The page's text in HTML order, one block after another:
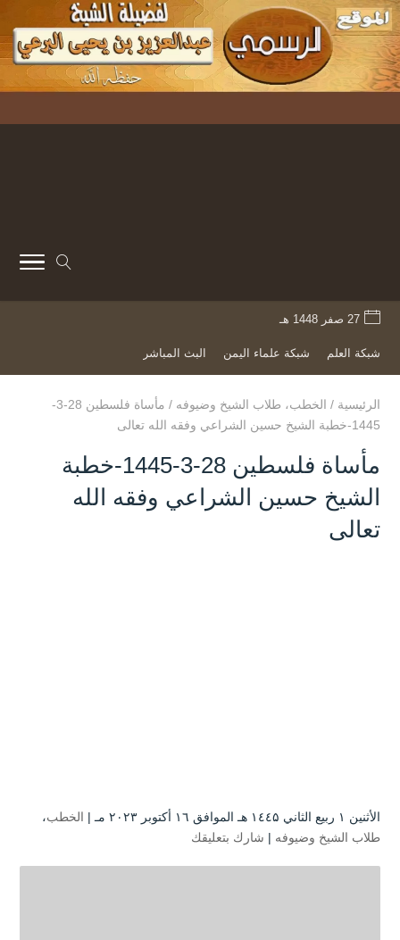
27 صفر 1448 هـ
شبكة العلم شبكة علماء اليمن البث المباشر
الرئيسية / الخطب، طلاب الشيخ وضيوفه /
مأساة فلسطين 28-3-
1445-خطبة الشيخ حسين الشراعي وفقه الله تعالى
مأساة فلسطين 28-3-1445-خطبة
الشيخ حسين الشراعي وفقه الله
تعالى
الأثنين ۱ ربيع الثاني ۱٤٤۵ هـ الموافق ۱٦ أكتوبر ۲۰۲۳ مـ | الخطب،
طلاب الشيخ وضيوفه | شارك بتعليقك